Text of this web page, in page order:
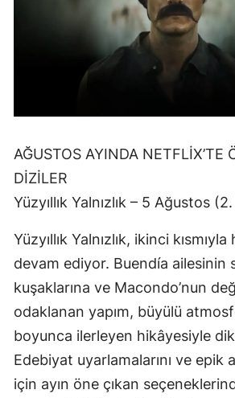
AĞUSTOS AYINDA NETFLİX’TE
DİZİLER
Yüzyıllık Yalnızlık – 5 Ağustos (2.
Yüzyıllık Yalnızlık, ikinci
devam ediyor. Buendía ailesinin
kuşaklarına ve Macondo’nun
odaklanan yapım, büyülü
boyunca ilerleyen hikâyesiyle
Edebiyat uyarlamalarını ve epik
için ayın öne çıkan